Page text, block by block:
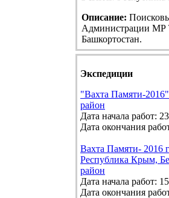
Описание:
Администрации МР
Башкортостан.
Экспедиции
"Вахта Памяти-
район
Дата начала работ:
Дата окончания
Вахта Памяти- 2016
Республика Крым,
район
Дата начала работ:
Дата окончания